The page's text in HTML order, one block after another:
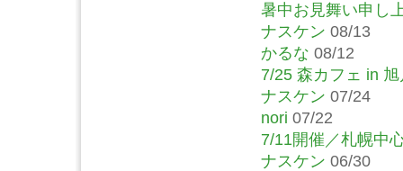
暑中お見舞い申し
ナスケン 08/13
かるな 08/12
7/25 森カフェ in
ナスケン 07/24
nori 07/22
7/11開催／札幌中
ナスケン 06/30